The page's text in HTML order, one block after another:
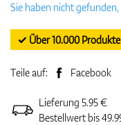
Sie haben nicht gefunden,
✓ Über 10.000 Produkte
Teile auf: Facebook
Lieferung 5.95 €
Bestellwert bis